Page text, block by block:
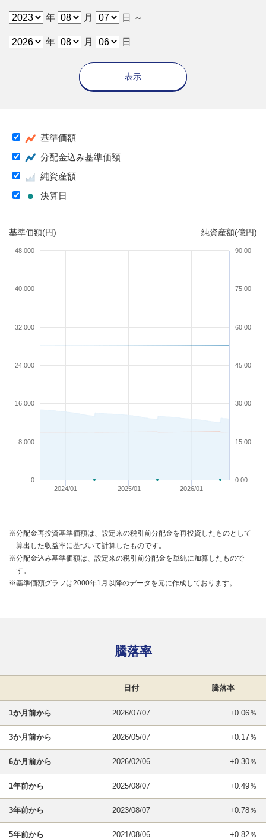
年 月 日 ～
年 月 日
表示
基準価額
分配金込み基準価額
純資産額
決算日
基準価額(円) 純資産額(億円)
2024/01 2025/01 2026/01
0
8,000
16,000
24,000
32,000
40,000
48,000
0.00
60.00
15.00
30.00
45.00
75.00
90.00
※分配金再投資基準価額は、設定来の税引前分配金を再投資したものとして
算出した収益率に基づいて計算したものです。
※分配金込み基準価額は、設定来の税引前分配金を単純に加算したもので
す。
※基準価額グラフは2000年1月以降のデータを元に作成しております。
騰落率
日付 騰落率
1か月前から 2026/07/07 +0.06％
3か月前から 2026/05/07 +0.17％
6か月前から 2026/02/06 +0.30％
1年前から 2025/08/07 +0.49％
3年前から 2023/08/07 +0.78％
5年前から 2021/08/06 +0.82％